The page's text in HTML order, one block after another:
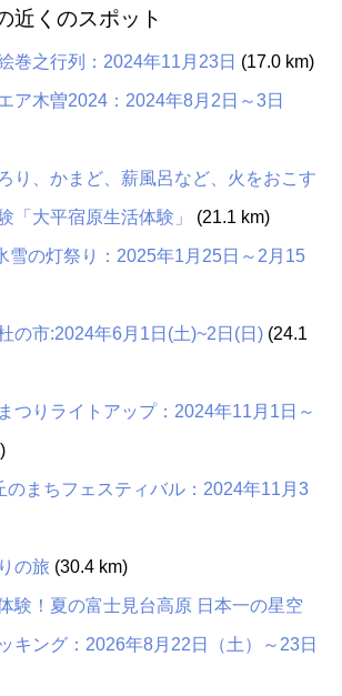
近くのスポット
巻之行列：2024年11月23日 (17.0 km)
ア木曽2024：2024年8月2日～3日
り、かまど、薪風呂など、火をおこす
「大平宿原生活体験」 (21.1 km)
雪の灯祭り：2025年1月25日～2月15
の市:2024年6月1日(土)~2日(日)(24.1
つりライトアップ：2024年11月1日～
のまちフェスティバル：2024年11月3
の旅 (30.4 km)
験！夏の富士見台高原 日本一の星空
キング：2026年8月22日（土）～23日